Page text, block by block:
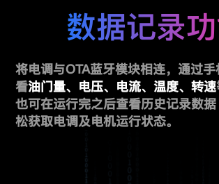
数据记录
将电调与OTA蓝牙模块相连，通过手
看油门量、电压、电流、温度、转速
也可在运行完之后查看历史记录数
松获取电调及电机运行状态。